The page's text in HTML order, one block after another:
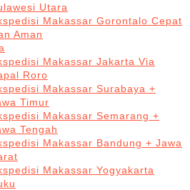
Utara
Makassar Gorontalo Cepat
Aman
Makassar Jakarta Via
Roro
Makassar Surabaya +
Timur
Makassar Semarang +
Tengah
Makassar Bandung + Jawa
Makassar Yogyakarta